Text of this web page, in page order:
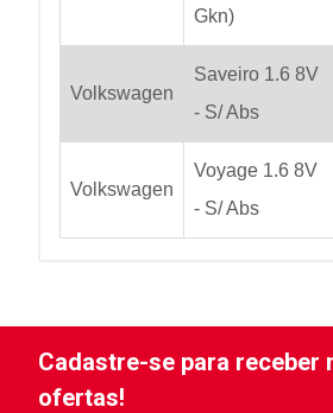
Gkn)
Volkswagen
Saveiro 1.6 8V
- S/ Abs
Volkswagen
Voyage 1.6 8V
- S/ Abs
Cadastre-se para receber
ofertas!